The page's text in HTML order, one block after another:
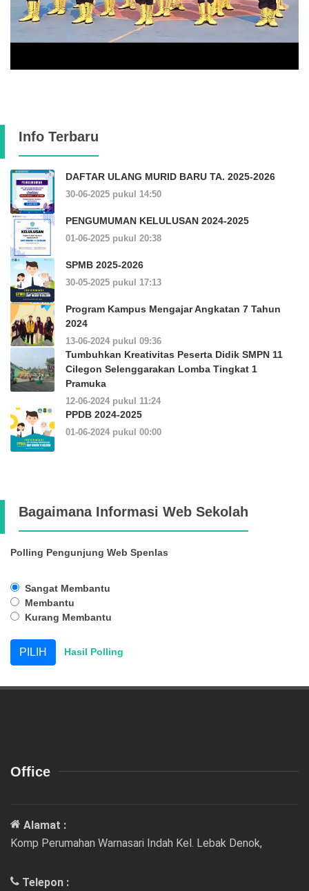
Info Terbaru
DAFTAR ULANG MURID BARU TA. 2025-2026
30-06-2025 pukul 14:50
PENGUMUMAN KELULUSAN 2024-2025
01-06-2025 pukul 20:38
SPMB 2025-2026
30-05-2025 pukul 17:13
Program Kampus Mengajar Angkatan 7 Tahun
2024
13-06-2024 pukul 09:36
Tumbuhkan Kreativitas Peserta Didik SMPN 11
Cilegon Selenggarakan Lomba Tingkat 1
Pramuka
12-06-2024 pukul 11:24
PPDB 2024-2025
01-06-2024 pukul 00:00
Bagaimana Informasi Web Sekolah
Polling Pengunjung Web Spenlas
Sangat Membantu
Membantu
Kurang Membantu
Hasil Polling
Office
Alamat :
Komp Perumahan Warnasari Indah Kel. Lebak Denok,
Telepon :